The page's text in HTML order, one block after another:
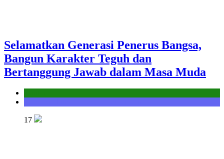
Selamatkan Generasi Penerus Bangsa,
Bangun Karakter Teguh dan
Bertanggung Jawab dalam Masa Muda
17